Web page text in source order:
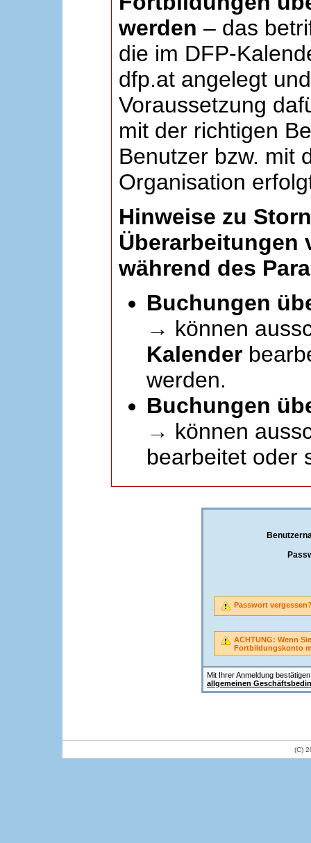
werden – das
die im DFP-
dfp.at angelegt
Voraussetzung
mit der richtigen
Benutzer bzw. mit
Organisation
Hinweise zu
Überarbeitungen
während des
Buchungen
→ können
Kalender
werden.
Buchungen
→ können
bearbeitet oder
Mit Ihrer Anmeldung
allgemeinen
Passwort
ACHTUNG: Wenn
Fortbildungskonto
(C)